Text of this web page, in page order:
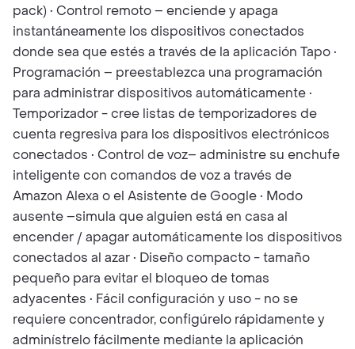
pack) • Control remoto – enciende y apaga
instantáneamente los dispositivos conectados
donde sea que estés a través de la aplicación Tapo •
Programación – preestablezca una programación
para administrar dispositivos automáticamente •
Temporizador - cree listas de temporizadores de
cuenta regresiva para los dispositivos electrónicos
conectados • Control de voz– administre su enchufe
inteligente con comandos de voz a través de
Amazon Alexa o el Asistente de Google • Modo
ausente –simula que alguien está en casa al
encender / apagar automáticamente los dispositivos
conectados al azar • Diseño compacto - tamaño
pequeño para evitar el bloqueo de tomas
adyacentes • Fácil configuración y uso - no se
requiere concentrador, configúrelo rápidamente y
adminístrelo fácilmente mediante la aplicación